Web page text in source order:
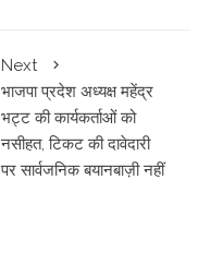
Next
भाजपा प्रदेश अध्यक्ष महेंद्र
भट्ट की कार्यकर्ताओं को
नसीहत, टिकट की दावेदारी
पर सार्वजनिक बयानबाज़ी नहीं